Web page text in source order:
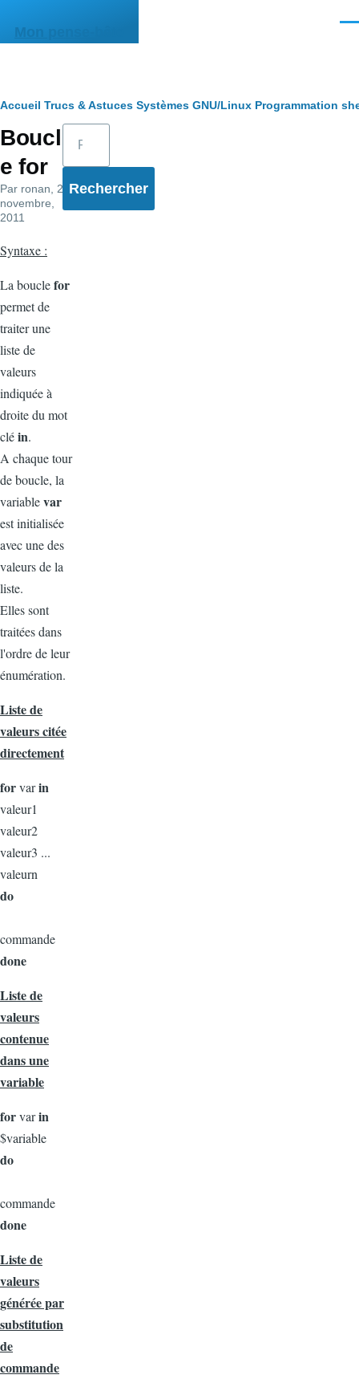
Mon pense-bête
Fil
d'Ariane
Accueil Trucs & Astuces Systèmes GNU/Linux Programmation
Boucl
e for
Par ronan , 22
novembre,
2011
Syntaxe :
La bouclefor
permet de
traiter une
liste de
valeurs
indiquée à
droite du mot
cléin.
A chaque tour
de boucle, la
variablevar
est initialisée
avec une des
valeurs de la
liste.
Elles sont
traitées dans
l'ordre de leur
énumération.
Liste de
valeurs citée
directement
forvarin
valeur1
valeur2
valeur3 ...
valeurn
do
commande
done
Liste de
valeurs
contenue
dans une
variable
forvarin
$variable
do
commande
done
Liste de
valeurs
générée par
substitution
de
commande